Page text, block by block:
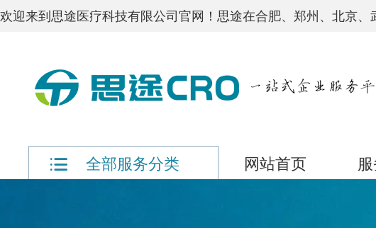
欢迎来到思途医疗科技有限公司官网！思途在合肥、郑州、北京
全部服务分类 网站首页